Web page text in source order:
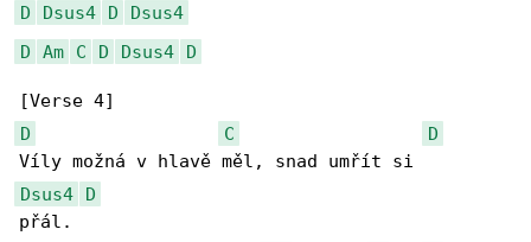
D
Dsus4 D
Dsus4
D
Am C D Dsus4 D
D
C
D
Dsus4
D
přál.